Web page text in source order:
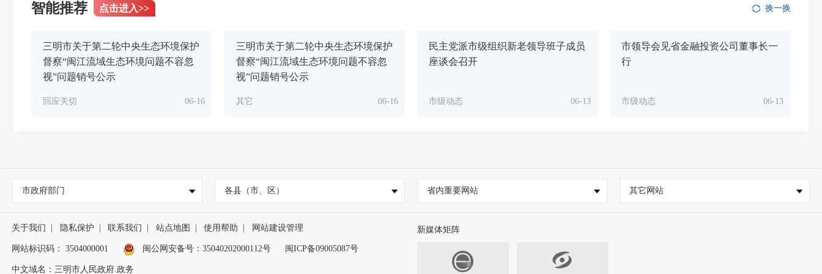
智能推荐 点击进入>> 换一换
三明市关于第二轮中央生态环境保护
督察“闽江流域生态环境问题不容忽
视”问题销号公示
06-16
回应关切
三明市关于第二轮中央生态环境保护
督察“闽江流域生态环境问题不容忽
视”问题销号公示
06-16
其它
民主党派市级组织新老领导班子成员
座谈会召开
06-13
市级动态
市领导会见省金融投资公司董事长一
行
06-13
市级动态
市政府部门 各县（市、区） 省内重要网站 其它网站
关于我们 隐私保护 联系我们 站点地图 使用帮助 网站建设管理
网站标识码： 3504000001 闽公网安备号： 35040202000112号 闽ICP备09005087号
中文域名：三明市人民政府.政务
新媒体矩阵